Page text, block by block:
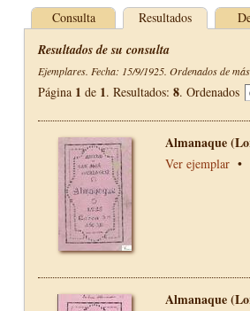
Consulta Resultados
Resultados de su consulta
Ejemplares. Fecha: 15/9/1925. Ordenados de
Página 1 de 1. Resultados: 8. Ordenados
Almanaque
Ver ejemplar •
Almanaque